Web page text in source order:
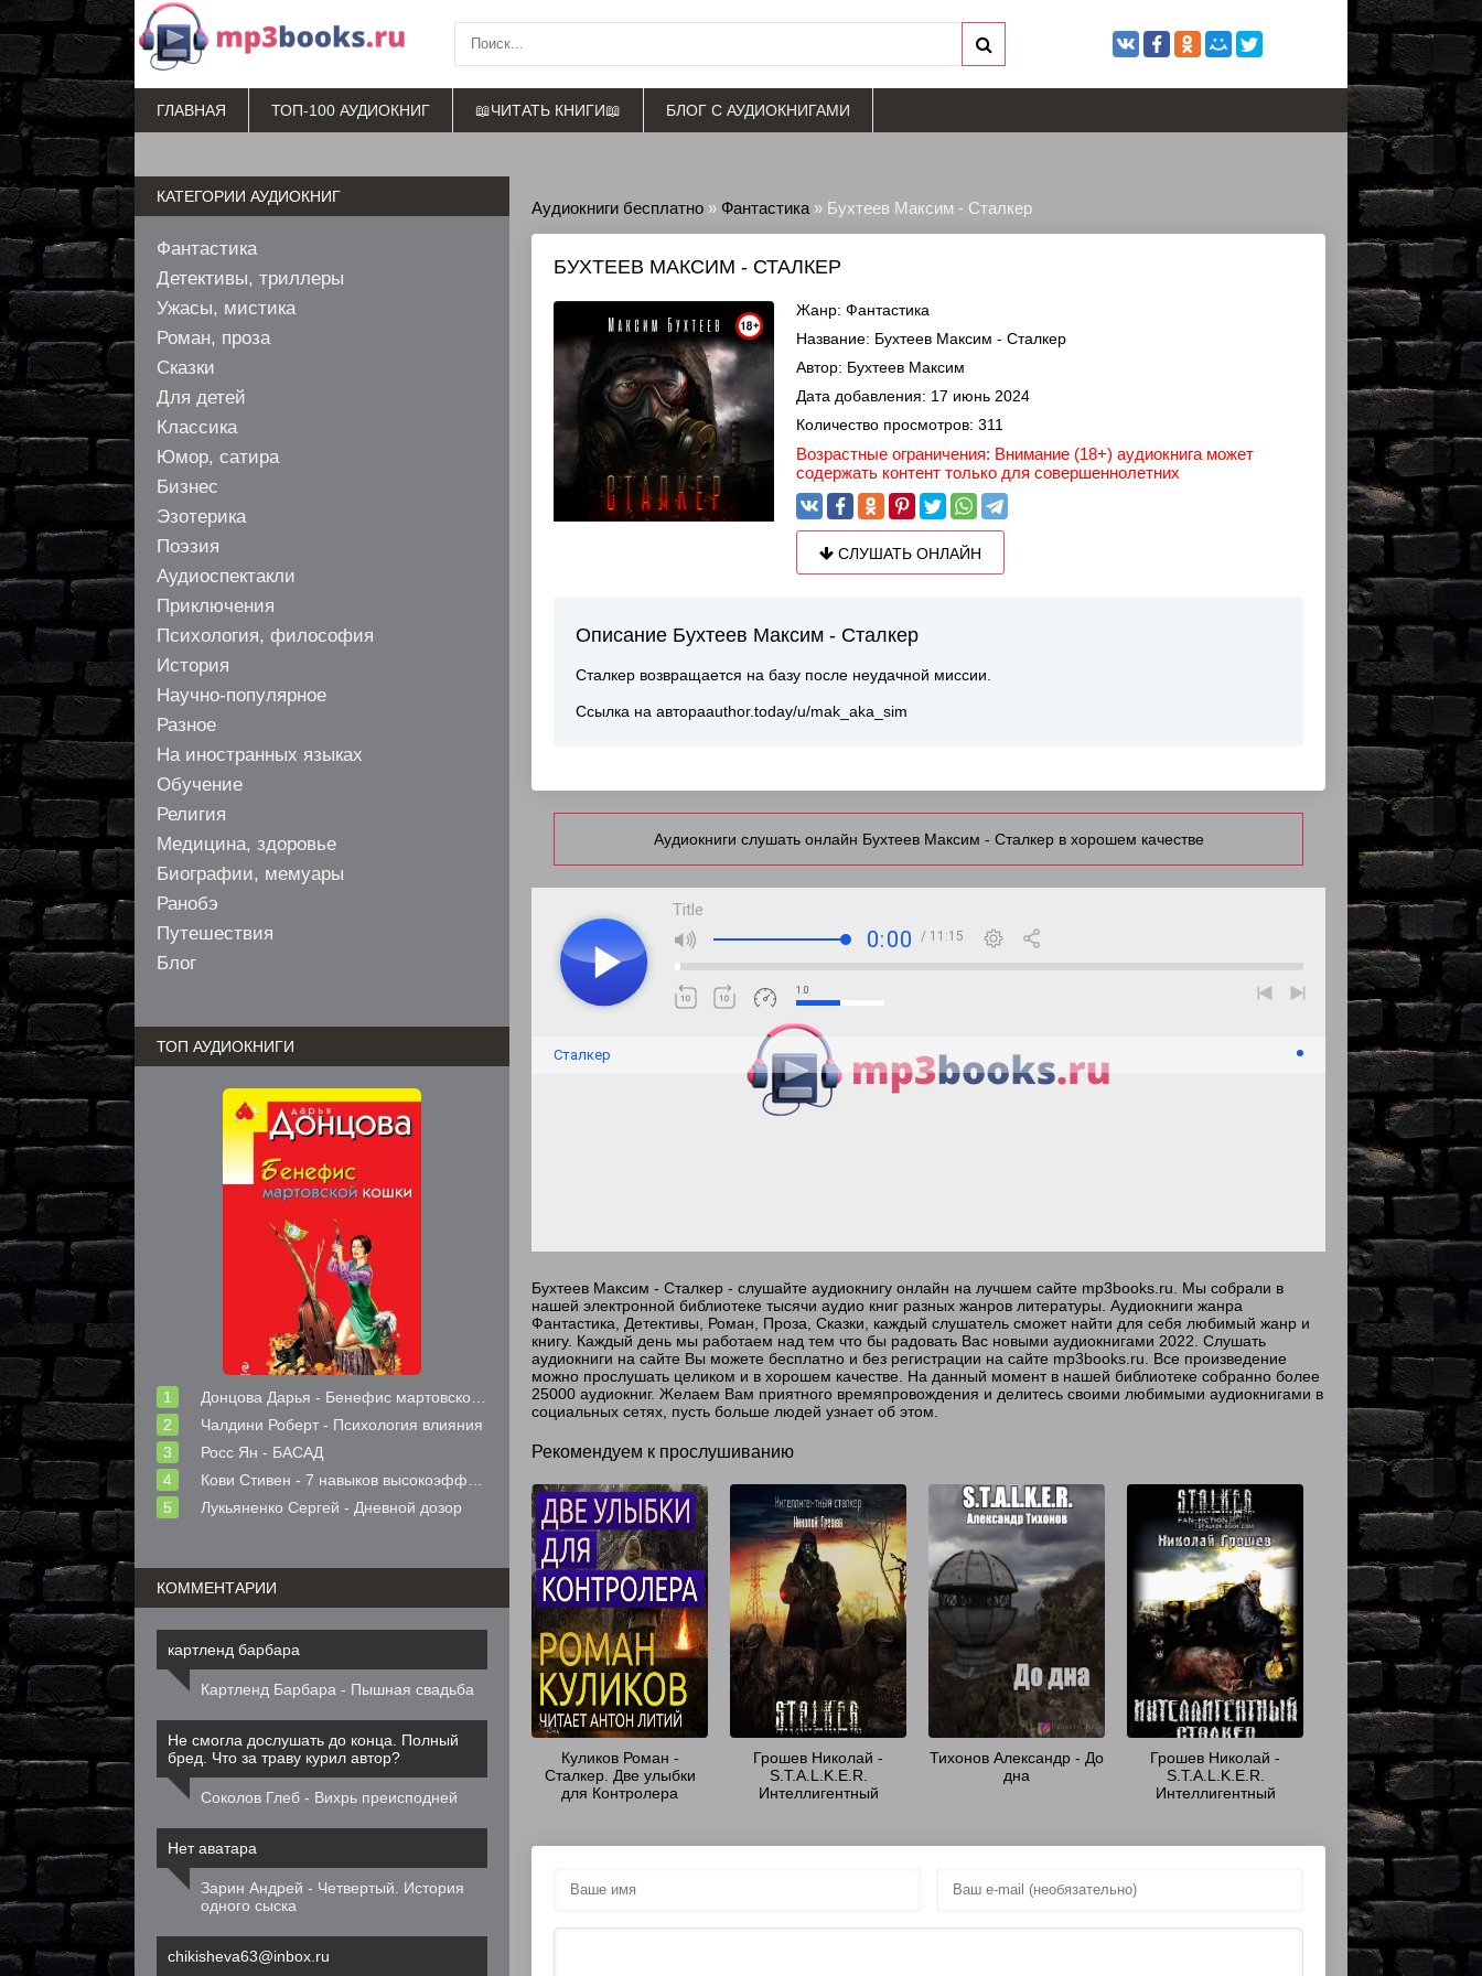
Аудиокниги бесплатно » Фантастика » Бухтеев Максим - Сталкер
БУХТЕЕВ МАКСИМ - СТАЛКЕР
Жанр: Фантастика
Название: Бухтеев Максим - Сталкер
Автор: Бухтеев Максим
Дата добавления: 17 июнь 2024
Количество просмотров: 311
Возрастные ограничения: Внимание (18+) аудиокнига может
содержать контент только для совершеннолетних
СЛУШАТЬ ОНЛАЙН
Описание Бухтеев Максим - Сталкер
Сталкер возвращается на базу после неудачной миссии.
Ссылка на автораauthor.today/u/mak_aka_sim
Аудиокниги слушать онлайн Бухтеев Максим - Сталкер в хорошем качестве
Title
0:00 / 11:15
1.0
Сталкер
Бухтеев Максим - Сталкер - слушайте аудиокнигу онлайн на лучшем сайте mp3books.ru. Мы собрали в
нашей электронной библиотеке тысячи аудио книг разных жанров литературы. Аудиокниги жанра
Фантастика, Детективы, Роман, Проза, Сказки, каждый слушатель сможет найти для себя любимый жанр и
книгу. Каждый день мы работаем над тем что бы радовать Вас новыми аудиокнигами 2022. Слушать
аудиокниги на сайте Вы можете бесплатно и без регистрации на сайте mp3books.ru. Все произведение
можно прослушать целиком и в хорошем качестве. На данный момент в нашей библиотеке собранно более
25000 аудиокниг. Желаем Вам приятного времяпровождения и делитесь своими любимыми аудиокнигами в
социальных сетях, пусть больше людей узнает об этом.
Рекомендуем к прослушиванию
Куликов Роман -
Сталкер. Две улыбки
для Контролера
Грошев Николай -
S.T.A.L.K.E.R.
Интеллигентный
Тихонов Александр - До
дна
Грошев Николай -
S.T.A.L.K.E.R.
Интеллигентный
КАТЕГОРИИ АУДИОКНИГ
Фантастика
Детективы, триллеры
Ужасы, мистика
Роман, проза
Сказки
Для детей
Классика
Юмор, сатира
Бизнес
Эзотерика
Поэзия
Аудиоспектакли
Приключения
Психология, философия
История
Научно-популярное
Разное
На иностранных языках
Обучение
Религия
Медицина, здоровье
Биографии, мемуары
Ранобэ
Путешествия
Блог
ТОП АУДИОКНИГИ
Донцова Дарья - Бенефис мартовской кошки
Чалдини Роберт - Психология влияния
Росс Ян - БАСАД
Кови Стивен - 7 навыков высокоэффективных людей
Лукьяненко Сергей - Дневной дозор
КОММЕНТАРИИ
картленд барбара
Картленд Барбара - Пышная свадьба
Не смогла дослушать до конца. Полный
бред. Что за траву курил автор?
Соколов Глеб - Вихрь преисподней
Нет аватара
Зарин Андрей - Четвертый. История
одного сыска
chikisheva63@inbox.ru
ГЛАВНАЯ ТОП-100 АУДИОКНИГ 📖ЧИТАТЬ КНИГИ📖 БЛОГ С АУДИОКНИГАМИ